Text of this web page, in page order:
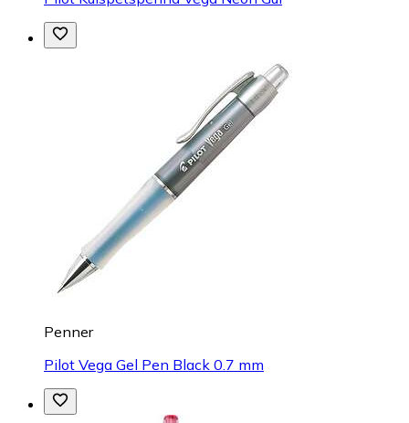
Penner
Pilot Vega Gel Pen Black 0.7 mm